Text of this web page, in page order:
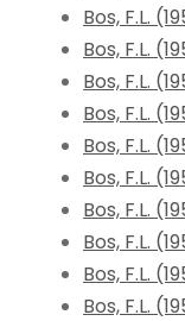
Bos, F.L.
Bos, F.L.
Bos, F.L.
Bos, F.L.
Bos, F.L.
Bos, F.L.
Bos, F.L.
Bos, F.L.
Bos, F.L.
Bos, F.L.